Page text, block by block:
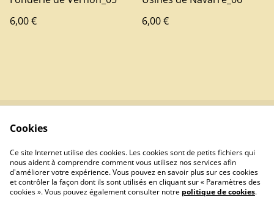
6,00 €
6,00 €
Politique de
confidentialité
Politique de cookies
Cookies
Ce site Internet utilise des cookies. Les cookies sont de petits fichiers qui
nous aident à comprendre comment vous utilisez nos services afin
d'améliorer votre expérience. Vous pouvez en savoir plus sur ces cookies
et contrôler la façon dont ils sont utilisés en cliquant sur « Paramètres des
cookies ». Vous pouvez également consulter notre politique de cookies.